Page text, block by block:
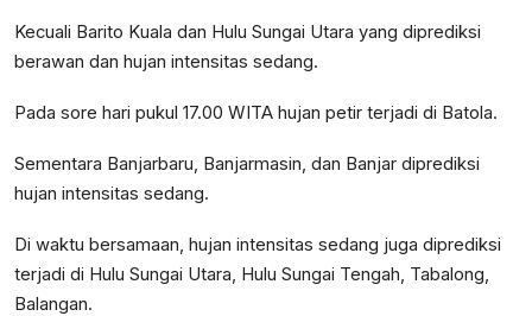
Kecuali Barito Kuala dan Hulu Sungai Utara yang diprediksi
berawan dan hujan intensitas sedang.
Pada sore hari pukul 17.00 WITA hujan petir terjadi di Batola.
Sementara Banjarbaru, Banjarmasin, dan Banjar diprediksi
hujan intensitas sedang.
Di waktu bersamaan, hujan intensitas sedang juga diprediksi
terjadi di Hulu Sungai Utara, Hulu Sungai Tengah, Tabalong,
Balangan.